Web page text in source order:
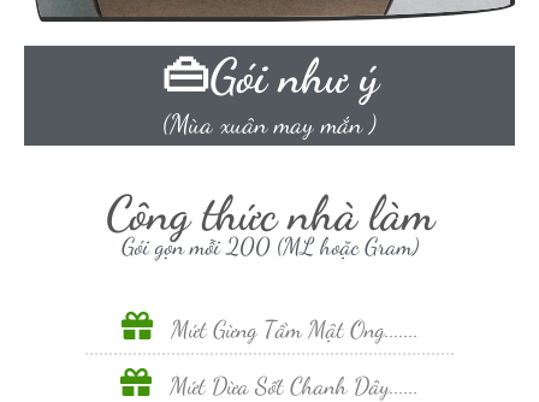
👜Gói như ý
(Mùa xuân may mắn )
Công thức nhà làm
Gói gọn mỗi 200 (ML hoặc Gram)
Mứt Gừng Tẩm Mật Ong.......
Mứt Dừa Sốt Chanh Dây......